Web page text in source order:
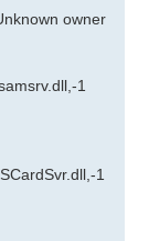
owner
1
1